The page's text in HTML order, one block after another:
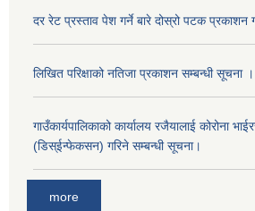
दर रेट प्रस्ताव पेश गर्ने बारे दोस्रो पटक प्रकाशन
लिखित परिक्षाको नतिजा प्रकाशन सम्बन्धी सूचना ।
गाउँकार्यपालिकाको कार्यालय रजैयालाई कोरोना
(डिस्ईन्फेकसन) गरिने सम्बन्धी सूचना।
more